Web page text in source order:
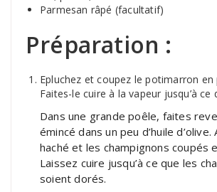
Parmesan râpé (facultatif)
Préparation :
Epluchez et coupez le potimarron en
Faites-le cuire à la vapeur jusqu’à ce
Dans une grande poêle, faites
émincé dans un peu d’huile d’olive.
haché et les champignons coupés
Laissez cuire jusqu’à ce que les
soient dorés.